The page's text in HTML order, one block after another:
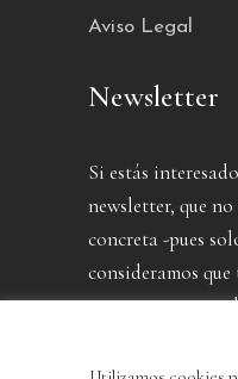
Aviso Legal
Newsletter
Si estás
newsletter, que
concreta -pues
consideramos
que contarte-